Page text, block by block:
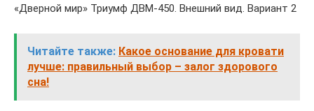
«Дверной мир» Триумф ДВМ-450. Внешний вид. Вариант 2
Читайте также: Какое основание для кровати
лучше: правильный выбор – залог здорового
сна!